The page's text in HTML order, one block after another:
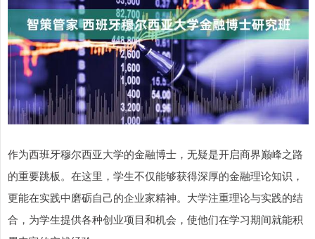
作为西班牙穆尔西亚大学的金融博士，无疑是开启商界巅峰之路
的重要跳板。在这里，学生不仅能够获得深厚的金融理论知识，
更能在实践中磨砺自己的企业家精神。大学注重理论与实践的结
合，为学生提供各种创业项目和机会，使他们在学习期间就能积